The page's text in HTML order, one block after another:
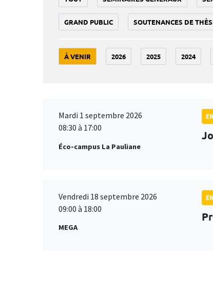
GRAND PUBLIC SOUTENANCES DE
À VENIR 2026 2025 2024
Mardi 1 septembre 2026
08:30 à 17:00
Éco-campus La Pauliane
Vendredi 18 septembre 2026
09:00 à 18:00
MEGA